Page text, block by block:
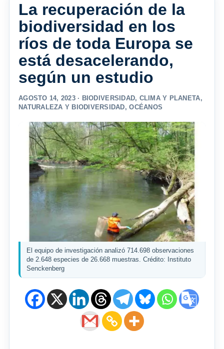
La recuperación de la
biodiversidad en los
ríos de toda Europa se
está desacelerando,
según un estudio
AGOSTO 14, 2023 · BIODIVERSIDAD, CLIMA Y PLANETA,
NATURALEZA Y BIODIVERSIDAD,OCÉANOS
El equipo de investigación analizó 714.698 observaciones
de 2.648 especies de 26.668 muestras. Crédito: Instituto
Senckenberg